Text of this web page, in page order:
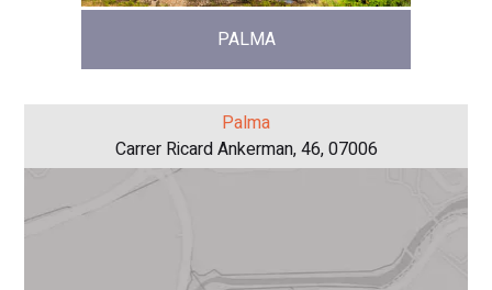
PALMA
Palma
Carrer Ricard Ankerman, 46, 07006